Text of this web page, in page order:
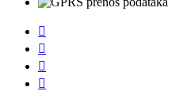



